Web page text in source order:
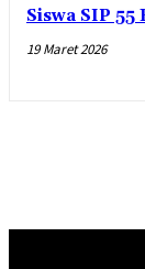
Siswa SIP
19 Maret 2026